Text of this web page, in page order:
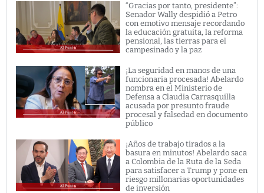
“Gracias por tanto, presidente”:
Senador Wally despidió a Petro
con emotivo mensaje recordando
la educación gratuita, la reforma
pensional, las tierras para el
campesinado y la paz
¡La seguridad en manos de una
funcionaria procesada! Abelardo
nombra en el Ministerio de
Defensa a Claudia Carrasquilla
acusada por presunto fraude
procesal y falsedad en documento
público
¡Años de trabajo tirados a la
basura en minutos! Abelardo saca
a Colombia de la Ruta de la Seda
para satisfacer a Trump y pone en
riesgo millonarias oportunidades
de inversión